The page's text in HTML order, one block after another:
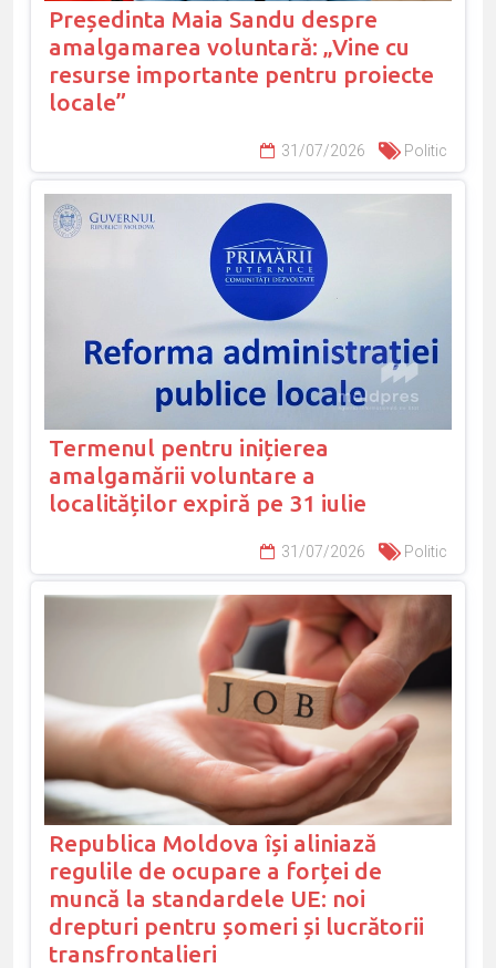
Președinta Maia Sandu despre
amalgamarea voluntară: „Vine cu
resurse importante pentru proiecte
locale”
31/07/2026 Politic
Termenul pentru inițierea
amalgamării voluntare a
localităților expiră pe 31 iulie
31/07/2026 Politic
Republica Moldova își aliniază
regulile de ocupare a forței de
muncă la standardele UE: noi
drepturi pentru șomeri și lucrătorii
transfrontalieri